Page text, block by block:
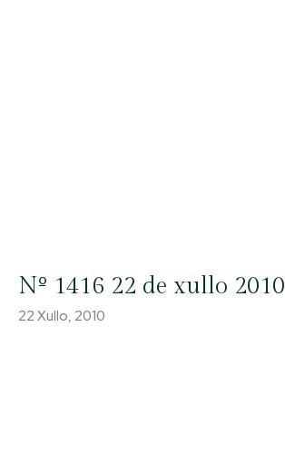
Nº 1416 22 de xullo 2010
22 Xullo, 2010